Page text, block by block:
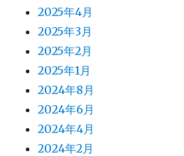
2025年4月
2025年3月
2025年2月
2025年1月
2024年8月
2024年6月
2024年4月
2024年2月